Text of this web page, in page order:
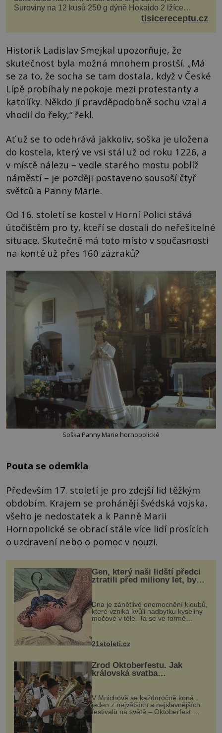
Suroviny na 12 kusů 250 g dýně Hokaido 2 lžíce
olivového oleje sůl, pepř hrst nasekaných špen...
tisicereceptu.cz
Historik Ladislav Smejkal upozorňuje, že
skutečnost byla možná mnohem prostší. „Má
se za to, že socha se tam dostala, když v České
Lípě probíhaly nepokoje mezi protestanty a
katolíky. Někdo jí pravděpodobně sochu vzal a
vhodil do řeky,“ řekl.
Ať už se to odehrává jakkoliv, soška je uložena
do kostela, který ve vsi stál už od roku 1226, a
v místě nálezu – vedle starého mostu poblíž
náměstí – je později postaveno sousoší čtyř
světců a Panny Marie.
Od 16. století se kostel v Horní Polici stává
útočištěm pro ty, kteří se dostali do neřešitelné
situace. Skutečně má toto místo v současnosti
na kontě už přes 160 zázraků?
Soška Panny Marie hornopolické
Pouta se odemkla
Především 17. století je pro zdejší lid těžkým
obdobím. Krajem se prohánějí švédská vojska,
všeho je nedostatek a k Panně Marii
Hornopolické se obrací stále více lidí prosících
o uzdravení nebo o pomoc v nouzi.
Gen, který naši lidští předci
ztratili před miliony let, by
mohl pomoci s léčbou
„nemoci králů“
Dna je zánětlivé onemocnění kloubů,
které vzniká kvůli nadbytku kyseliny
močové v těle. Ta se ve formě
nohou, a způsobuje bole...
21stoleti.cz
Zrod Oktoberfestu. Jak
královská svatba
odstartovala největší pivní
festival světa
V Mnichově se každoročně koná
jeden z největších a nejslavnějších
festivalů na světě – Oktoberfest.
návštěvníků, kteří si vychutnávají